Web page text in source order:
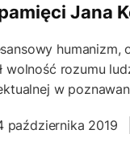
Jana
wolność rozumu
w
października 2019